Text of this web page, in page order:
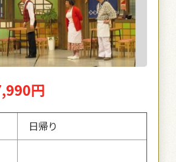
円
日帰り